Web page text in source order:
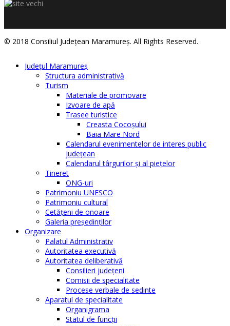
© 2018 Consiliul Judeţean Maramureş. All Rights Reserved.
Judeţul Maramureş
Structura administrativă
Turism
Materiale de promovare
Izvoare de apă
Trasee turistice
Creasta Cocoșului
Baia Mare Nord
Calendarul evenimentelor de interes public
judeţean
Calendarul târgurilor şi al pieţelor
Tineret
ONG-uri
Patrimoniu UNESCO
Patrimoniu cultural
Cetăţeni de onoare
Galeria președinților
Organizare
Palatul Administrativ
Autoritatea executivă
Autoritatea deliberativă
Consilieri judeţeni
Comisii de specialitate
Procese verbale de sedinte
Aparatul de specialitate
Organigrama
Statul de funcții